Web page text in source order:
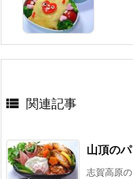
 関連記事
山頂の
志賀高原